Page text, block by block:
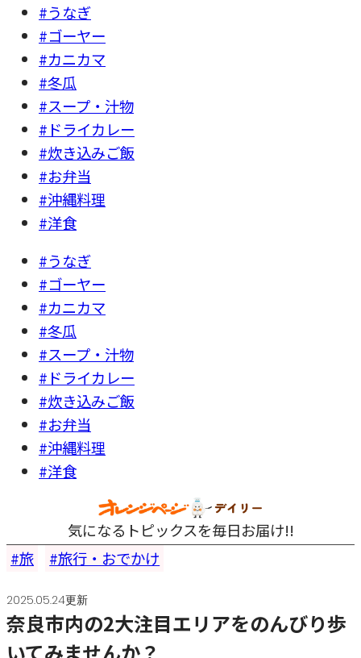
#うなぎ
#ゴーヤー
#カニカマ
#冬瓜
#スープ・汁物
#ドライカレー
#炊き込みご飯
#お弁当
#沖縄料理
#洋食
#うなぎ
#ゴーヤー
#カニカマ
#冬瓜
#スープ・汁物
#ドライカレー
#炊き込みご飯
#お弁当
#沖縄料理
#洋食
気になるトピックスを毎日お届け!!
旅
旅行・おでかけ
2025.05.24更新
奈良市内の2大注目エリアをのんびり歩
いてみませんか？